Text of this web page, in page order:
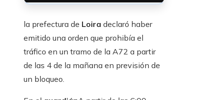
la prefectura de Loira declaró haber
emitido una orden que prohibía el
tráfico en un tramo de la A72 a partir
de las 4 de la mañana en previsión de
un bloqueo.